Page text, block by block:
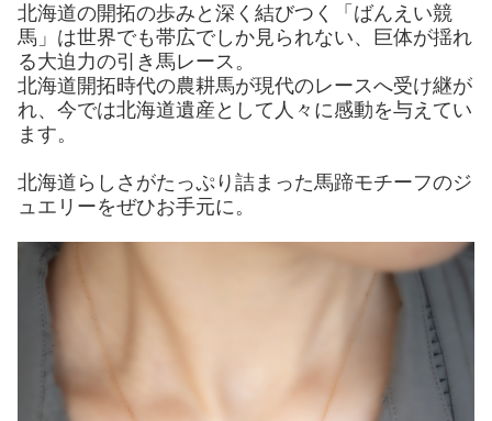
北海道の開拓の歩みと深く結びつく「ばんえい競
馬」は世界でも帯広でしか見られない、巨体が揺れ
る大迫力の引き馬レース。
北海道開拓時代の農耕馬が現代のレースへ受け継が
れ、今では北海道遺産として人々に感動を与えてい
ます。
北海道らしさがたっぷり詰まった馬蹄モチーフのジ
ュエリーをぜひお手元に。